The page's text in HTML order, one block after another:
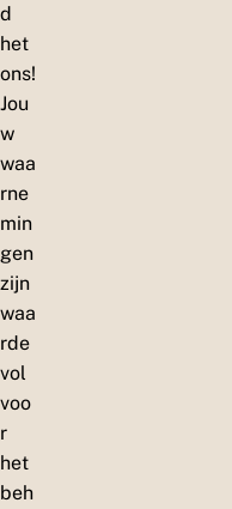
d
het
ons!
Jou
w
waa
rne
min
gen
zijn
waa
rde
vol
voo
r
het
beh